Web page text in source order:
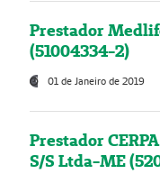
Prestador
(51004334-2)
01 de Janeiro de 2019
Prestador
S/S Ltda-ME